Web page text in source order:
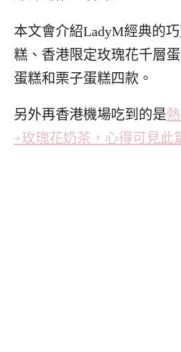
本文會介紹LadyM經典的
糕、香港限定玫瑰花千層
蛋糕和栗子蛋糕四款。
另外再香港機場吃到的是
+玫瑰花奶茶，心得可見此